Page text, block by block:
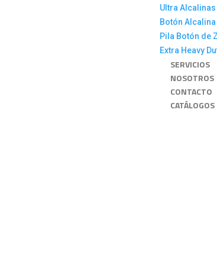
Ultra Alcalinas
Botón Alcalina
Pila Botón de
Extra Heavy
SERVICIOS
NOSOTROS
CONTACTO
CATÁLOGOS